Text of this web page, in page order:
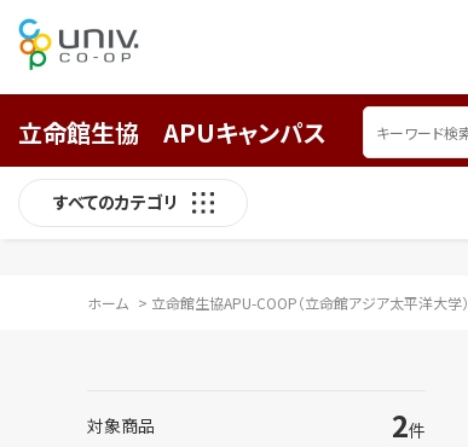
立命館生協 APUキャンパス
すべてのカテゴリ
ホーム > 立命館生協APU-COOP（立命館アジア太平洋大学）
対象商品 2件